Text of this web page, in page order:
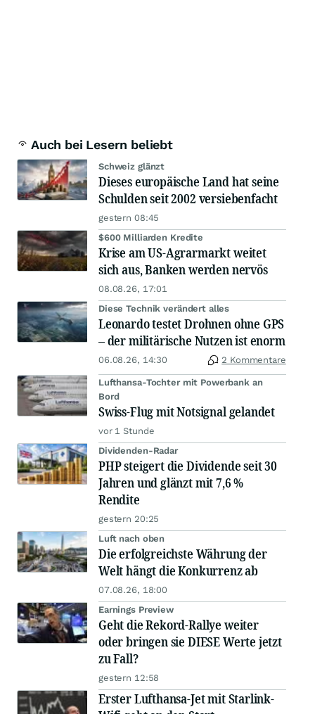
Auch bei Lesern beliebt
Schweiz glänzt
Dieses europäische Land hat seine
Schulden seit 2002 versiebenfacht
gestern 08:45
$600 Milliarden Kredite
Krise am US-Agrarmarkt weitet
sich aus, Banken werden nervös
08.08.26, 17:01
Diese Technik verändert alles
Leonardo testet Drohnen ohne GPS
– der militärische Nutzen ist enorm
06.08.26, 14:30 2 Kommentare
Lufthansa-Tochter mit Powerbank an
Bord
Swiss-Flug mit Notsignal gelandet
vor 1 Stunde
Dividenden-Radar
PHP steigert die Dividende seit 30
Jahren und glänzt mit 7,6 %
Rendite
gestern 20:25
Luft nach oben
Die erfolgreichste Währung der
Welt hängt die Konkurrenz ab
07.08.26, 18:00
Earnings Preview
Geht die Rekord-Rallye weiter
oder bringen sie DIESE Werte jetzt
zu Fall?
gestern 12:58
Erster Lufthansa-Jet mit Starlink-